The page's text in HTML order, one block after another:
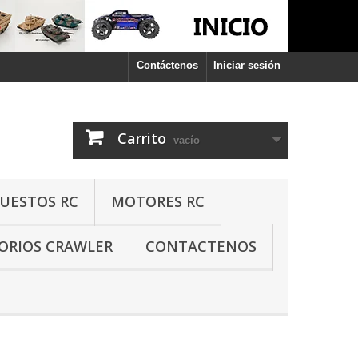
Iniciar sesión
Contáctenos
Carrito vacío
RC MOTORES RC
CRAWLER CONTACTENOS